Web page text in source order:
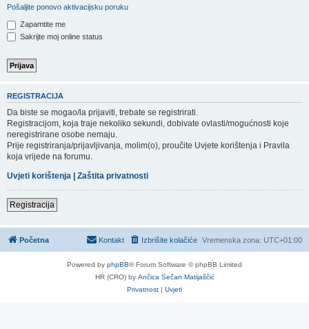
Pošaljite ponovo aktivacijsku poruku
Zapamtite me
Sakrijte moj online status
REGISTRACIJA
Da biste se mogao/la prijaviti, trebate se registrirati.
Registracijom, koja traje nekoliko sekundi, dobivate ovlasti/mogućnosti koje
neregistrirane osobe nemaju.
Prije registriranja/prijavljivanja, molim(o), proučite Uvjete korištenja i Pravila
koja vrijede na forumu.
Uvjeti korištenja | Zaštita privatnosti
Registracija
Početna Vremenska zona: UTC+01:00
Izbrišite kolačiće
Kontakt
Powered by phpBB® Forum Software © phpBB Limited
HR (CRO) by Ančica Sečan Matijaščić
Privatnost | Uvjeti